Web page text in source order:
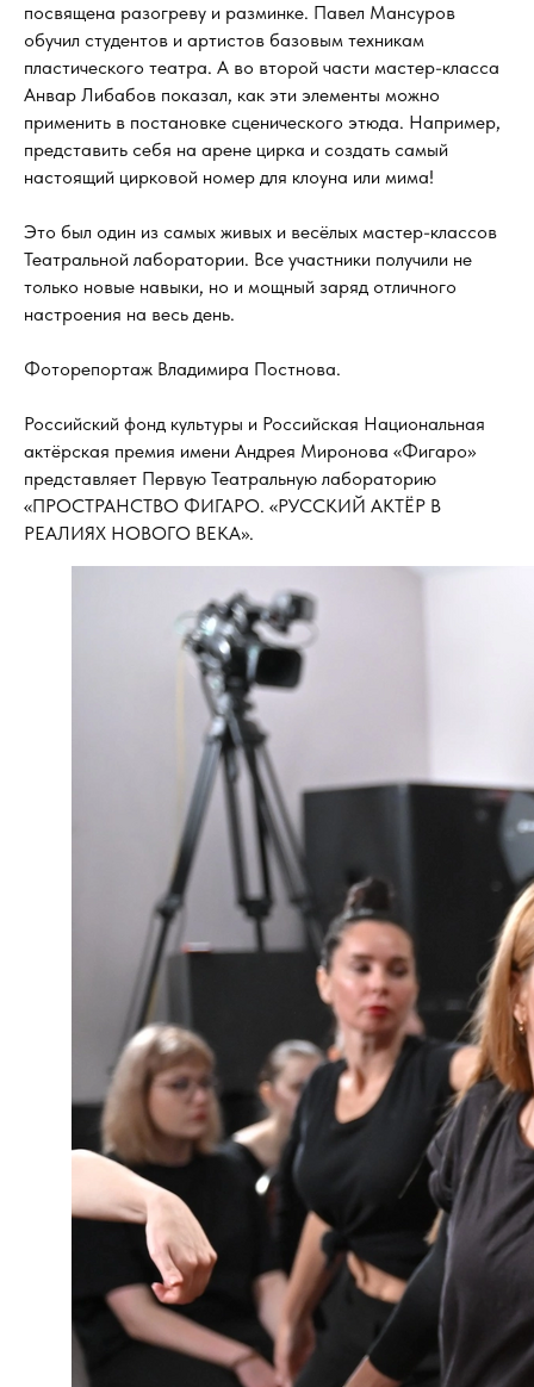
посвящена разогреву и разминке. Павел Мансуров
обучил студентов и артистов базовым техникам
пластического театра. А во второй части мастер-класса
Анвар Либабов показал, как эти элементы можно
применить в постановке сценического этюда. Например,
представить себя на арене цирка и создать самый
настоящий цирковой номер для клоуна или мима!
Это был один из самых живых и весёлых мастер-классов
Театральной лаборатории. Все участники получили не
только новые навыки, но и мощный заряд отличного
настроения на весь день.
Фоторепортаж Владимира Постнова.
Российский фонд культуры и Российская Национальная
актёрская премия имени Андрея Миронова «Фигаро»
представляет Первую Театральную лабораторию
«ПРОСТРАНСТВО ФИГАРО. «РУССКИЙ АКТЁР В
РЕАЛИЯХ НОВОГО ВЕКА».